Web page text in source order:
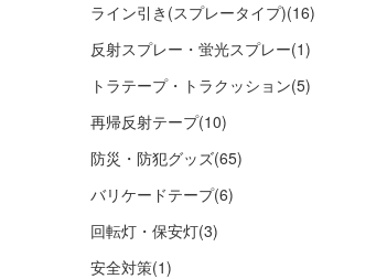
ライン引き(スプレータイプ)(16)
反射スプレー・蛍光スプレー(1)
トラテープ・トラクッション(5)
再帰反射テープ(10)
防災・防犯グッズ(65)
バリケードテープ(6)
回転灯・保安灯(3)
安全対策(1)